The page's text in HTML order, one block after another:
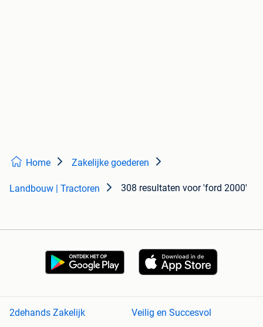
Home Zakelijke goederen
Landbouw | Tractoren 308 resultaten voor 'ford 2000'
2dehands Zakelijk Veilig en Succesvol